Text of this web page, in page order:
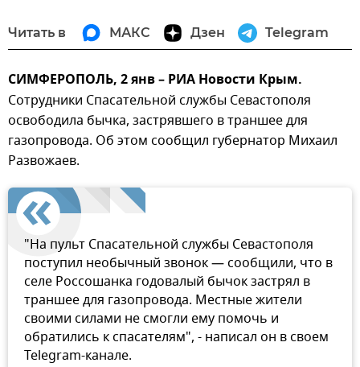
Читать в МАКС Дзен Telegram
СИМФЕРОПОЛЬ, 2 янв – РИА Новости Крым.
Сотрудники Спасательной службы Севастополя
освободила бычка, застрявшего в траншее для
газопровода. Об этом сообщил губернатор Михаил
Развожаев.
"На пульт Спасательной службы Севастополя
поступил необычный звонок — сообщили, что в
селе Россошанка годовалый бычок застрял в
траншее для газопровода. Местные жители
своими силами не смогли ему помочь и
обратились к спасателям", - написал он в своем
Telegram-канале.